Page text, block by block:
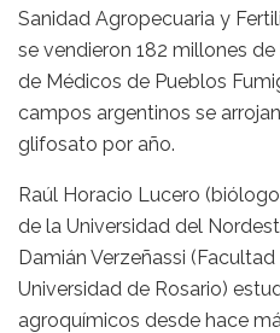
Sanidad Agropecuaria y
se vendieron 182 millones
de Médicos de Pueblos
campos argentinos se
glifosato por año.
Raúl Horacio Lucero
de la Universidad del
Damián Verzeñassi
Universidad de Rosario)
agroquímicos desde hace